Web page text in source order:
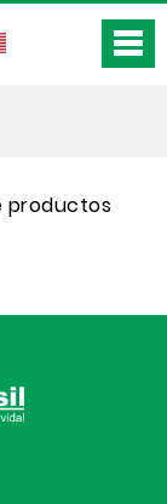
productos